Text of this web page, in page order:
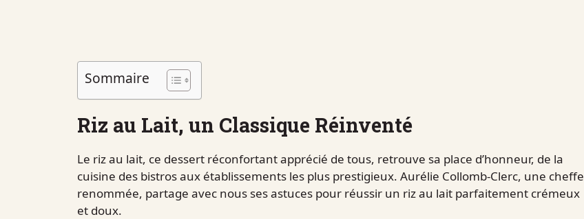
Sommaire
Riz au Lait, un Classique Réinventé
Le riz au lait, ce dessert réconfortant apprécié de tous, retrouve sa place d’honneur, de la
cuisine des bistros aux établissements les plus prestigieux. Aurélie Collomb-Clerc, une cheffe
renommée, partage avec nous ses astuces pour réussir un riz au lait parfaitement crémeux
et doux.